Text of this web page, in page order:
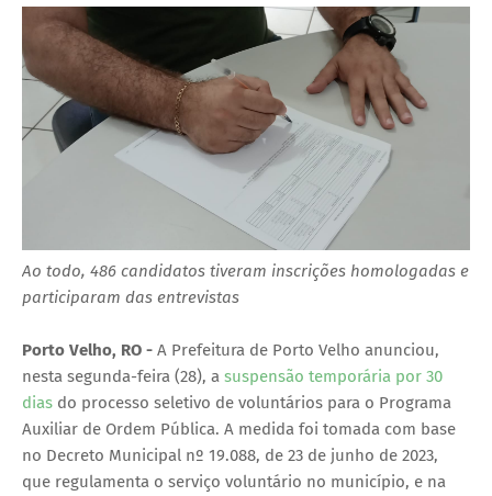
Ao todo, 486 candidatos tiveram inscrições homologadas e
participaram das entrevistas
Porto Velho, RO - A Prefeitura de Porto Velho anunciou,
nesta segunda-feira (28), a suspensão temporária por 30
dias do processo seletivo de voluntários para o Programa
Auxiliar de Ordem Pública. A medida foi tomada com base
no Decreto Municipal nº 19.088, de 23 de junho de 2023,
que regulamenta o serviço voluntário no município, e na